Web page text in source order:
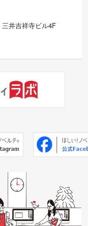
井吉祥寺ビル4F